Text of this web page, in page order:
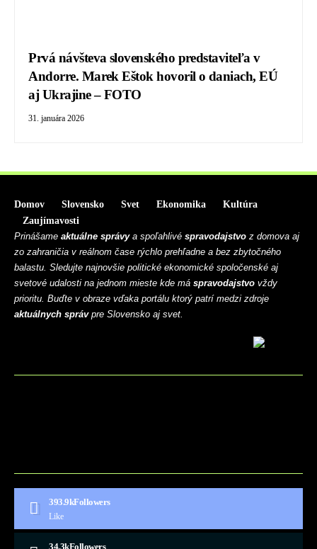
Prvá návšteva slovenského predstaviteľa v
Andorre. Marek Eštok hovoril o daniach, EÚ
aj Ukrajine – FOTO
31. januára 2026
Domov Slovensko Svet Ekonomika
Kultúra
Zaujímavosti
Prinášame aktuálne správya spoľahlivé spravodajstvo z domova aj
zo zahraničia v reálnom čase rýchlo prehľadne a bez zbytočného
balastu. Sledujte najnovšie politické ekonomické spoločenské aj
svetové udalosti na jednom mieste kde má spravodajstvo vždy
prioritu. Buďte v obraze vďaka portálu ktorý patrí medzi zdroje
aktuálnych správpre Slovensko aj svet.
393.9kFollowers
Like
34.3kFollowers